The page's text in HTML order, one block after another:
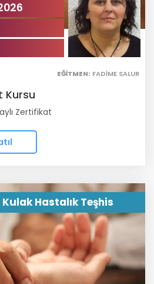
EĞITMEN: FADİME SALUR
Kursu
Zertifikat
Kulak Hastalık Teşhis